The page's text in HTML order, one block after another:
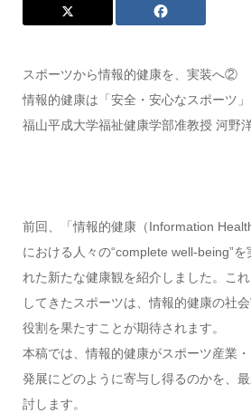
スポーツから情報的健康を、実装へ②
情報的健康は「安全・安心なスポーツ
福山平成大学福祉健康学部准教授 河野
前回、「情報的健康（Information
における人々の“complete well-being”
れた新たな健康観を紹介しました。こ
してきたスポーツは、情報的健康の社
役割を果たすことが期待されます。
本稿では、情報的健康がスポーツ産業
発展にどのように寄与し得るのかを、
討します。